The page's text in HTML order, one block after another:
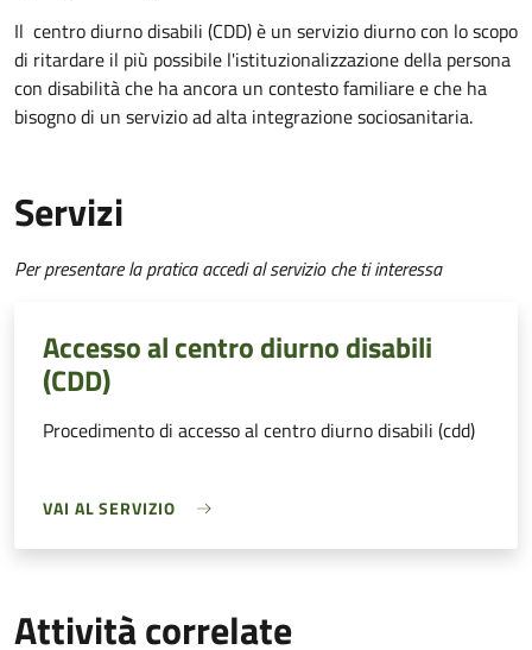
Il centro diurno disabili (CDD) è un servizio diurno con lo scopo
di ritardare il più possibile l'istituzionalizzazione della persona
con disabilità che ha ancora un contesto familiare e che ha
bisogno di un servizio ad alta integrazione sociosanitaria.
Servizi
Per presentare la pratica accedi al servizio che ti interessa
Accesso al centro diurno disabili
(CDD)
Procedimento di accesso al centro diurno disabili (cdd)
VAI AL SERVIZIO
Attività correlate